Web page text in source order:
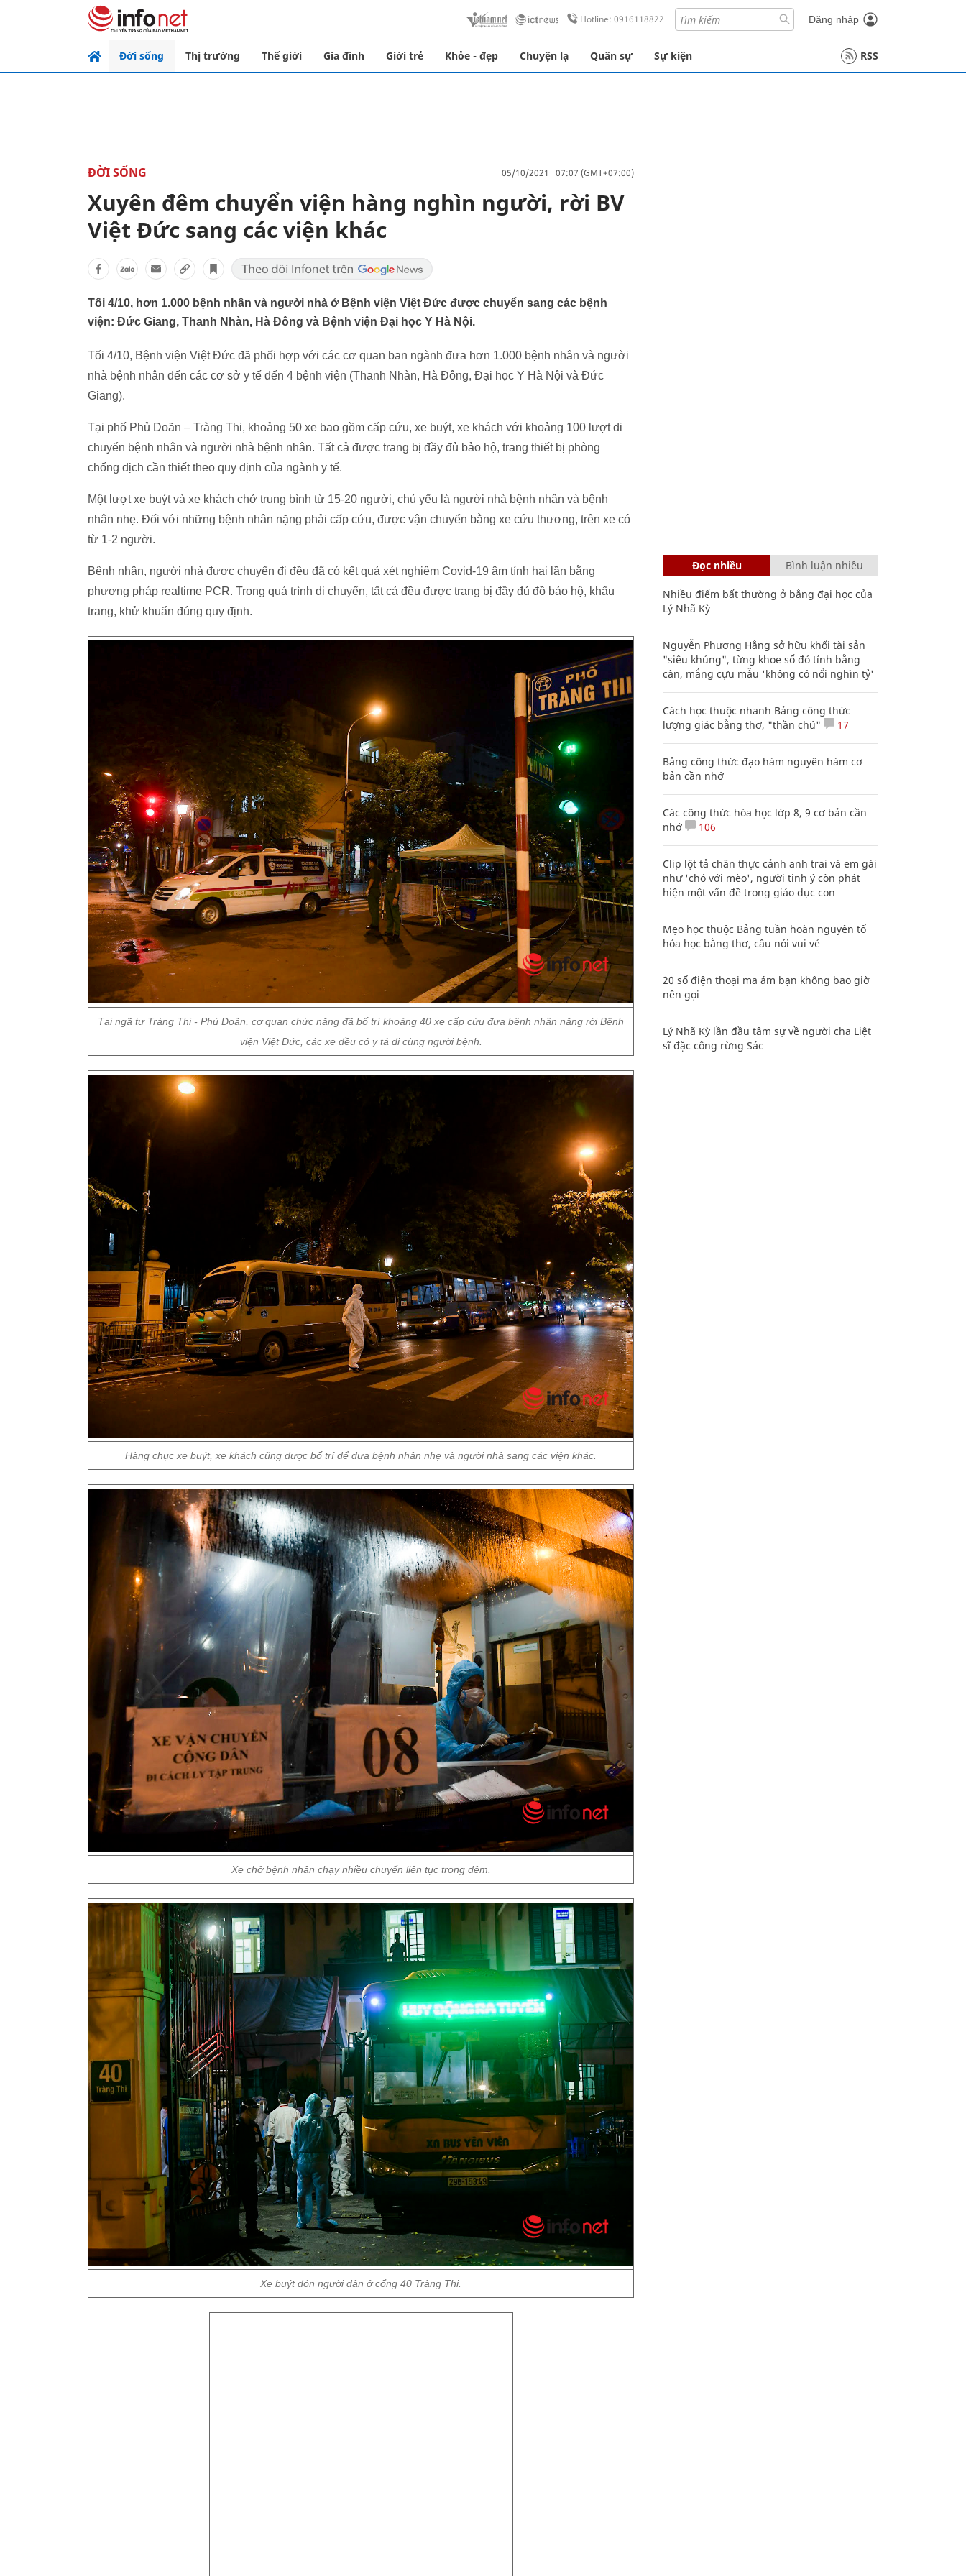
Hotline: 0916118822 Đăng nhập
Đời sống Thị trường Thế giới Gia đình Giới trẻ Khỏe - đẹp Chuyện lạ Quân sự Sự kiện RSS
ĐỜI SỐNG 05/10/2021 07:07 (GMT+07:00)
Xuyên đêm chuyển viện hàng nghìn người, rời BV
Việt Đức sang các viện khác
Tối 4/10, hơn 1.000 bệnh nhân và người nhà ở Bệnh viện Việt Đức được chuyển sang các bệnh
viện: Đức Giang, Thanh Nhàn, Hà Đông và Bệnh viện Đại học Y Hà Nội.
Tối 4/10, Bệnh viện Việt Đức đã phối hợp với các cơ quan ban ngành đưa hơn 1.000 bệnh nhân và người
nhà bệnh nhân đến các cơ sở y tế đến 4 bệnh viện (Thanh Nhàn, Hà Đông, Đại học Y Hà Nội và Đức
Giang).
Tại phố Phủ Doãn – Tràng Thi, khoảng 50 xe bao gồm cấp cứu, xe buýt, xe khách với khoảng 100 lượt di
chuyển bệnh nhân và người nhà bệnh nhân. Tất cả được trang bị đầy đủ bảo hộ, trang thiết bị phòng
chống dịch cần thiết theo quy định của ngành y tế.
Một lượt xe buýt và xe khách chở trung bình từ 15-20 người, chủ yếu là người nhà bệnh nhân và bệnh
nhân nhẹ. Đối với những bệnh nhân nặng phải cấp cứu, được vận chuyển bằng xe cứu thương, trên xe có
từ 1-2 người.
Bệnh nhân, người nhà được chuyển đi đều đã có kết quả xét nghiệm Covid-19 âm tính hai lần bằng
phương pháp realtime PCR. Trong quá trình di chuyển, tất cả đều được trang bị đầy đủ đồ bảo hộ, khẩu
trang, khử khuẩn đúng quy định.
Tại ngã tư Tràng Thi - Phủ Doãn, cơ quan chức năng đã bố trí khoảng 40 xe cấp cứu đưa bệnh nhân nặng rời Bệnh
viện Việt Đức, các xe đều có y tá đi cùng người bệnh.
Hàng chục xe buýt, xe khách cũng được bố trí để đưa bệnh nhân nhẹ và người nhà sang các viện khác.
Xe chở bệnh nhân chạy nhiều chuyến liên tục trong đêm.
Xe buýt đón người dân ở cổng 40 Tràng Thi.
Đọc nhiều Bình luận nhiều
Nhiều điểm bất thường ở bằng đại học của
Lý Nhã Kỳ
Nguyễn Phương Hằng sở hữu khối tài sản
"siêu khủng", từng khoe sổ đỏ tính bằng
cân, mắng cựu mẫu 'không có nổi nghìn tỷ'
Cách học thuộc nhanh Bảng công thức
lượng giác bằng thơ, "thần chú"
17
Bảng công thức đạo hàm nguyên hàm cơ
bản cần nhớ
Các công thức hóa học lớp 8, 9 cơ bản cần
nhớ
106
Clip lột tả chân thực cảnh anh trai và em gái
như 'chó với mèo', người tinh ý còn phát
hiện một vấn đề trong giáo dục con
Mẹo học thuộc Bảng tuần hoàn nguyên tố
hóa học bằng thơ, câu nói vui vẻ
20 số điện thoại ma ám bạn không bao giờ
nên gọi
Lý Nhã Kỳ lần đầu tâm sự về người cha Liệt
sĩ đặc công rừng Sác